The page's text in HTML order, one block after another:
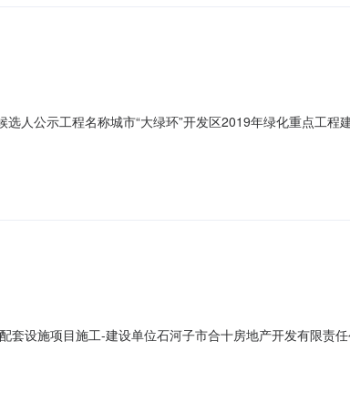
人公示工程名称城市“大绿环”开发区2019年绿化重点工程
投标工期20日历天建造师姓名董文庆注册级别建筑工程二
设施项目施工-建设单位石河子市合十房地产开发有限责
质量标准合格第二名单位名称石河子市金石建筑工程